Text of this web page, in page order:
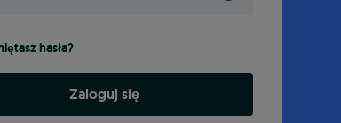
hasła?
Zaloguj się